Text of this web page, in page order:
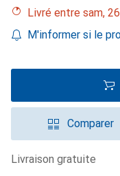
Livré entre sam,
M'informer si le
Comparer
livraison gratuite